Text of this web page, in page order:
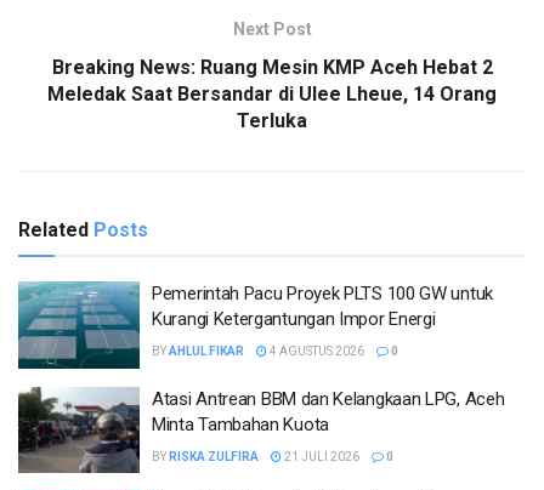
Next Post
Breaking News: Ruang Mesin KMP Aceh Hebat 2
Meledak Saat Bersandar di Ulee Lheue, 14 Orang
Terluka
Related Posts
Pemerintah Pacu Proyek PLTS 100 GW untuk
Kurangi Ketergantungan Impor Energi
BYAHLUL FIKAR 4 AGUSTUS 2026 0
Atasi Antrean BBM dan Kelangkaan LPG, Aceh
Minta Tambahan Kuota
BY RISKA ZULFIRA 21 JULI 2026 0